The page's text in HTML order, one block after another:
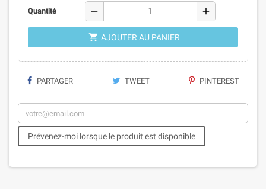
Quantité remove add
 AJOUTER AU PANIER
PARTAGER TWEET PINTEREST
Prévenez-moi lorsque le produit est disponible